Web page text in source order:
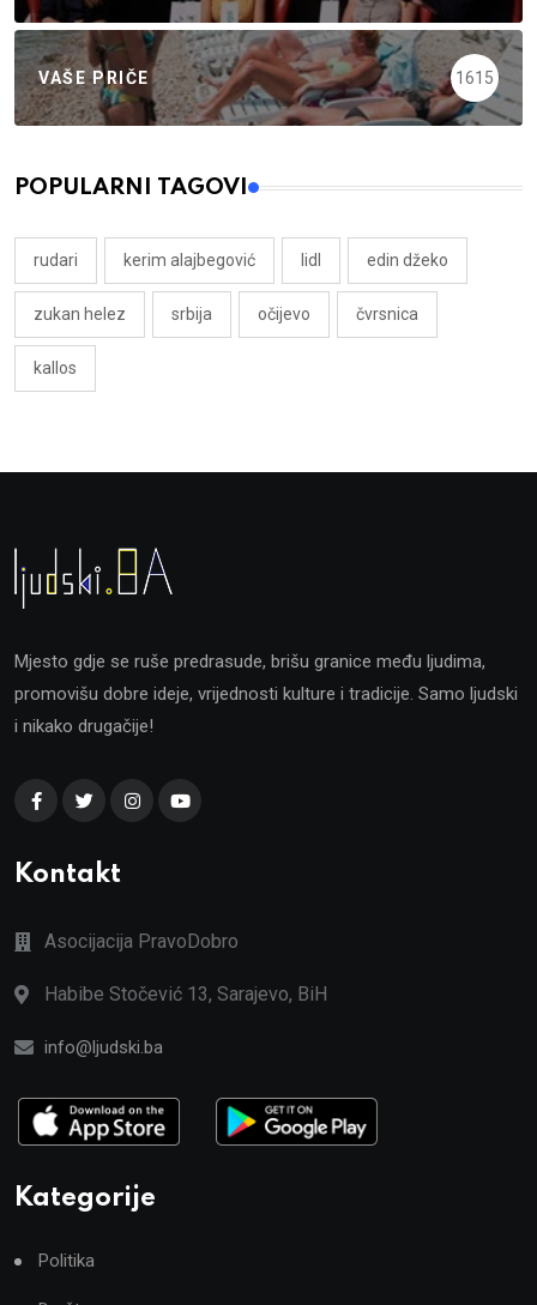
VAŠE PRIČE 1615
POPULARNI TAGOVI
rudari kerim alajbegović lidl edin džeko
zukan helez srbija očijevo čvrsnica
kallos
Mjesto gdje se ruše predrasude, brišu granice među ljudima,
promovišu dobre ideje, vrijednosti kulture i tradicije. Samo ljudski
i nikako drugačije!
Kontakt
Asocijacija PravoDobro
Habibe Stočević 13, Sarajevo, BiH
info@ljudski.ba
Kategorije
Politika